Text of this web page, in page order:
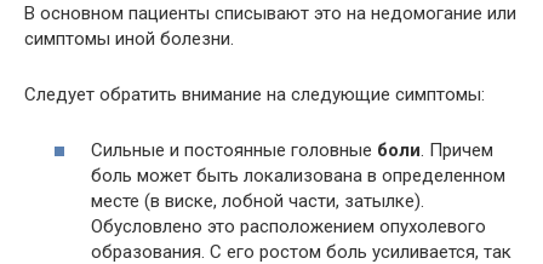
В основном пациенты списывают это на недомогание или
симптомы иной болезни.
Следует обратить внимание на следующие симптомы:
Сильные и постоянные головные боли. Причем
боль может быть локализована в определенном
месте (в виске, лобной части, затылке).
Обусловлено это расположением опухолевого
образования. С его ростом боль усиливается, так